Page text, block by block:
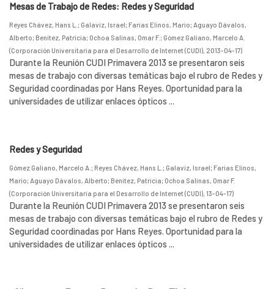
Mesas de Trabajo de Redes: Redes y Seguridad
Reyes Chávez, Hans L. ; Galaviz, Israel; Farías Elinos, Mario; Aguayo Dávalos,
Alberto; Benitez, Patricia; Ochoa Salinas, Omar F. ; Gómez Galiano, Marcelo A.
(Corporación Universitaria para el Desarrollo de Internet (CUDI), 2013-04-17)
Durante la Reunión CUDI Primavera 2013 se presentaron seis
mesas de trabajo con diversas temáticas bajo el rubro de Redes y
Seguridad coordinadas por Hans Reyes. Oportunidad para la
universidades de utilizar enlaces ópticos ...
Redes y Seguridad
Gómez Galiano, Marcelo A. ; Reyes Chávez, Hans L. ; Galaviz, Israel; Farías Elinos,
Mario; Aguayo Dávalos, Alberto; Benitez, Patricia; Ochoa Salinas, Omar F.
(Corporación Universitaria para el Desarrollo de Internet (CUDI), 13-04-17)
Durante la Reunión CUDI Primavera 2013 se presentaron seis
mesas de trabajo con diversas temáticas bajo el rubro de Redes y
Seguridad coordinadas por Hans Reyes. Oportunidad para la
universidades de utilizar enlaces ópticos ...